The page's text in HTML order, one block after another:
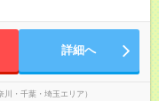
詳細へ
・千葉・埼玉エリア）